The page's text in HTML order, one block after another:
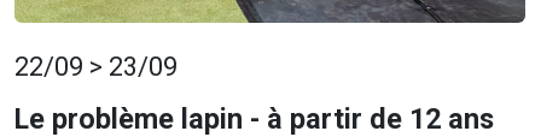
22/09 > 23/09
Le problème lapin - à partir de 12 ans